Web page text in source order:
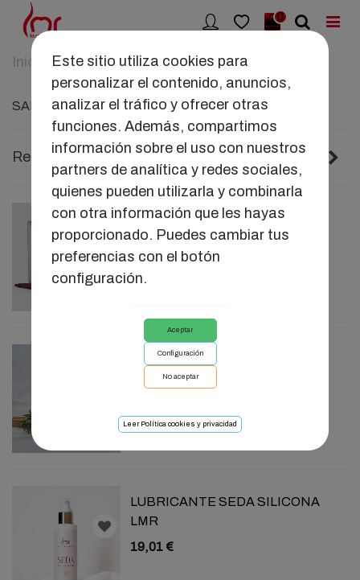
Este sitio utiliza cookies para
personalizar el contenido, anuncios,
analizar el tráfico y ofrecer otras
funciones. Además, compartimos
información sobre el uso con nuestros
partners de analítica y redes sociales,
quienes pueden utilizarla y combinarla
con otra información que les hayas
proporcionado. Puedes cambiar tus
preferencias con el botón
configuración.
Aceptar
Configuración
No aceptar
Leer Política cookies y privacidad
0
Inicio > SALUD ÍNTIMA > Salud Sexual
SALUD SEXUAL
Relevancia 1/3
COPA ÍNTIMA LMR S
23,59 €
INTIM OIL LMR
18,18 €
LUBRICANTE SEDA SILICONA
LMR
19,01 €